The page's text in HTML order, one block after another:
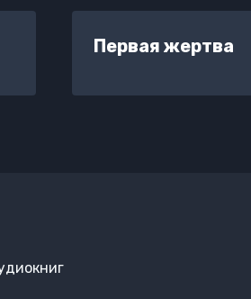
Первая жертва